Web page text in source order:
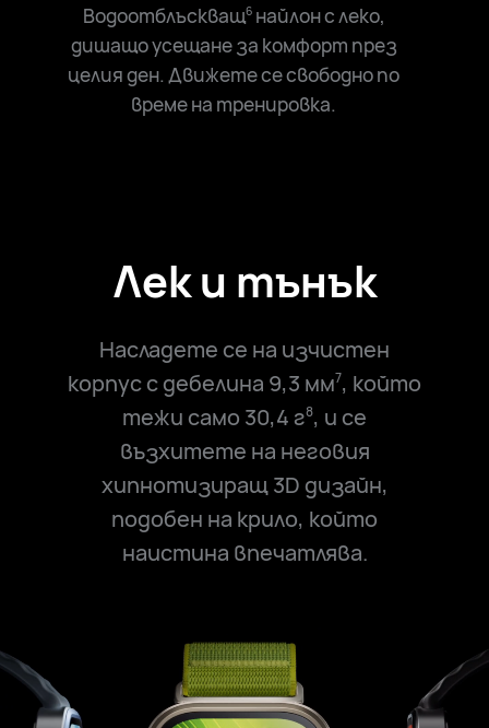
Водоотблъскващ6найлон с леко,
дишащо усещане за комфорт през
целия ден. Движете се свободно по
време на тренировка.
Лек и тънък
Насладете се на изчистен
корпус с дебелина 9,3 мм7, който
тежи само 30,4 г8, и се
възхитете на неговия
хипнотизиращ 3D дизайн,
подобен на крило, който
наистина впечатлява.